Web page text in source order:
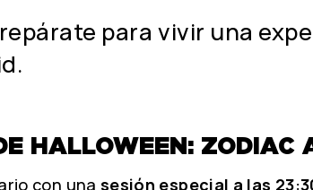
para vivir una
HALLOWEEN: ZODIAC
con una sesión especial a las